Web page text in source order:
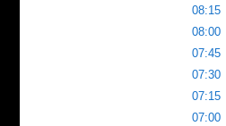
08:15
08:00
07:45
07:30
07:15
07:00